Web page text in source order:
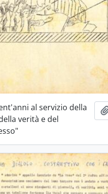
al servizio della
verità e del
papier